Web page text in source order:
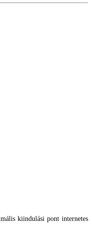
kiindulási pont internetes